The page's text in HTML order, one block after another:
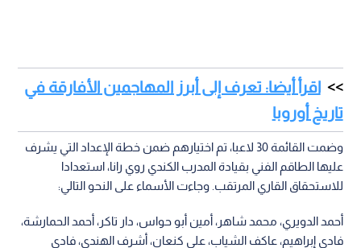
اقرأ أيضا: تعرف إلى أبرز المهاجمين الأفارقة في
تاريخ أوروبا
وضمت القائمة 30 لاعبا، تم اختيارهم ضمن خطة الإعداد التي يشرف
عليها الطاقم الفني بقيادة المدرب الكندي روي رانا، استعدادا
للاستحقاق القاري المرتقب. وجاءت الأسماء على النحو التالي:
أحمد الدويري، محمد شاهر، أمين أبو حواس، دار تاكر، أحمد الحمارشة،
فادي إبراهيم، عاكف الشياب، علي كنعان، أشرف الهندي، فادي